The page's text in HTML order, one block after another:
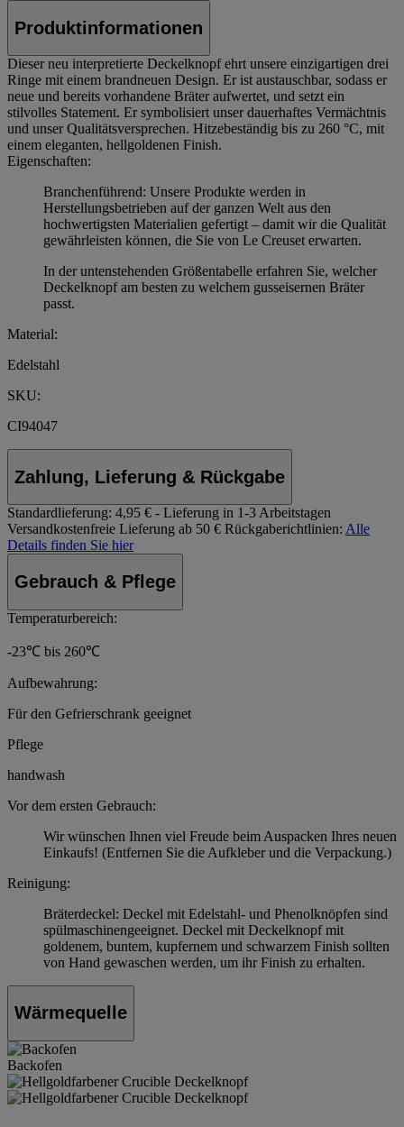
Produktinformationen
Dieser neu interpretierte Deckelknopf ehrt unsere einzigartigen drei
Ringe mit einem brandneuen Design. Er ist austauschbar, sodass er
neue und bereits vorhandene Bräter aufwertet, und setzt ein
stilvolles Statement. Er symbolisiert unser dauerhaftes Vermächtnis
und unser Qualitätsversprechen. Hitzebeständig bis zu 260 °C, mit
einem eleganten, hellgoldenen Finish.
Eigenschaften:
Branchenführend: Unsere Produkte werden in
Herstellungsbetrieben auf der ganzen Welt aus den
hochwertigsten Materialien gefertigt – damit wir die Qualität
gewährleisten können, die Sie von Le Creuset erwarten.
In der untenstehenden Größentabelle erfahren Sie, welcher
Deckelknopf am besten zu welchem gusseisernen Bräter
passt.
Material:
Edelstahl
SKU:
CI94047
Zahlung, Lieferung & Rückgabe
Standardlieferung: 4,95 € - Lieferung in 1-3 Arbeitstagen
Versandkostenfreie Lieferung ab 50 € Rückgaberichtlinien: Alle
Details finden Sie hier
Gebrauch & Pflege
Temperaturbereich:
-23℃ bis 260℃
Aufbewahrung:
Für den Gefrierschrank geeignet
Pflege
handwash
Vor dem ersten Gebrauch:
Wir wünschen Ihnen viel Freude beim Auspacken Ihres neuen
Einkaufs! (Entfernen Sie die Aufkleber und die Verpackung.)
Reinigung:
Bräterdeckel: Deckel mit Edelstahl- und Phenolknöpfen sind
spülmaschinengeeignet. Deckel mit Deckelknopf mit
goldenem, buntem, kupfernem und schwarzem Finish sollten
von Hand gewaschen werden, um ihr Finish zu erhalten.
Wärmequelle
Backofen